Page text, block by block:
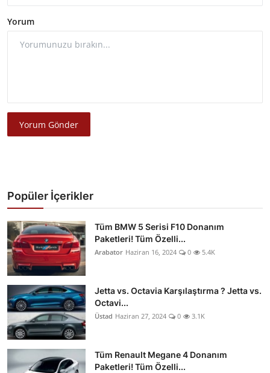
Yorum
Yorum Gönder
Popüler İçerikler
Tüm BMW 5 Serisi F10 Donanım
Paketleri! Tüm Özelli...
Arabator Haziran 16, 2024 0 5.4K
Jetta vs. Octavia Karşılaştırma ? Jetta vs.
Octavi...
Üstad Haziran 27, 2024 0 3.1K
Tüm Renault Megane 4 Donanım
Paketleri! Tüm Özelli...